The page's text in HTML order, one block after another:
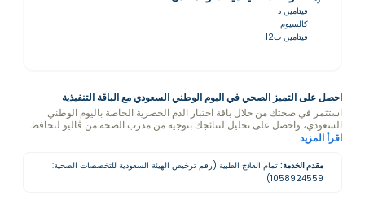
فيتامين د
كالسيوم
فيتامين ب12
احصل على التميز الصحي في اليوم الوطني السعودي مع الباقة التنفيذية
استثمر في صحتك من خلال باقة اختبار الدم الحصرية الخاصة باليوم الوطني
السعودي، واحصل على تحليل لنتائجك بتوجيه من مدرب الصحة من ڤاليو لتحافظ
على تمام صحتك.
اقرأ المزيد
مقدم الخدمة: تمام العلاج الطبية (رقم ترخيص الهيئة السعودية للتخصصات الصحية:
1058924559)